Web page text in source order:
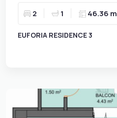
2 1 46.36 m
EUFORIA RESIDENCE 3